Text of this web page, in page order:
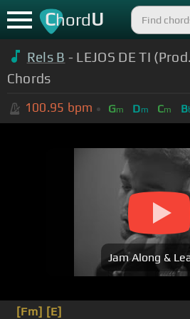
ChordU
Rels B - LEJOS DE TI
Chords
100.95 bpm Gm Dm Cm B
Jam Along &
[Fm] [E]